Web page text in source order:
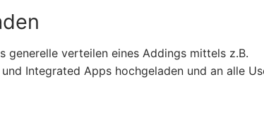
verteilen eines Addings mittels z.B.
Integrated Apps hochgeladen und an alle